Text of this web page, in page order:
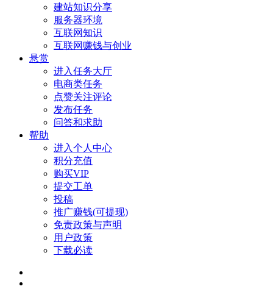
建站知识分享
服务器环境
互联网知识
互联网赚钱与创业
悬赏
进入任务大厅
电商类任务
点赞关注评论
发布任务
问答和求助
帮助
进入个人中心
积分充值
购买VIP
提交工单
投稿
推广赚钱(可提现)
免责政策与声明
用户政策
下载必读